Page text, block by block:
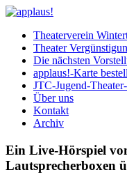
Theaterverein
Theater
Die nächsten
applaus!-Karte
JTC-Jugend-
Über uns
Kontakt
Archiv
Ein Live-Hörspiel
Lautsprecherboxen